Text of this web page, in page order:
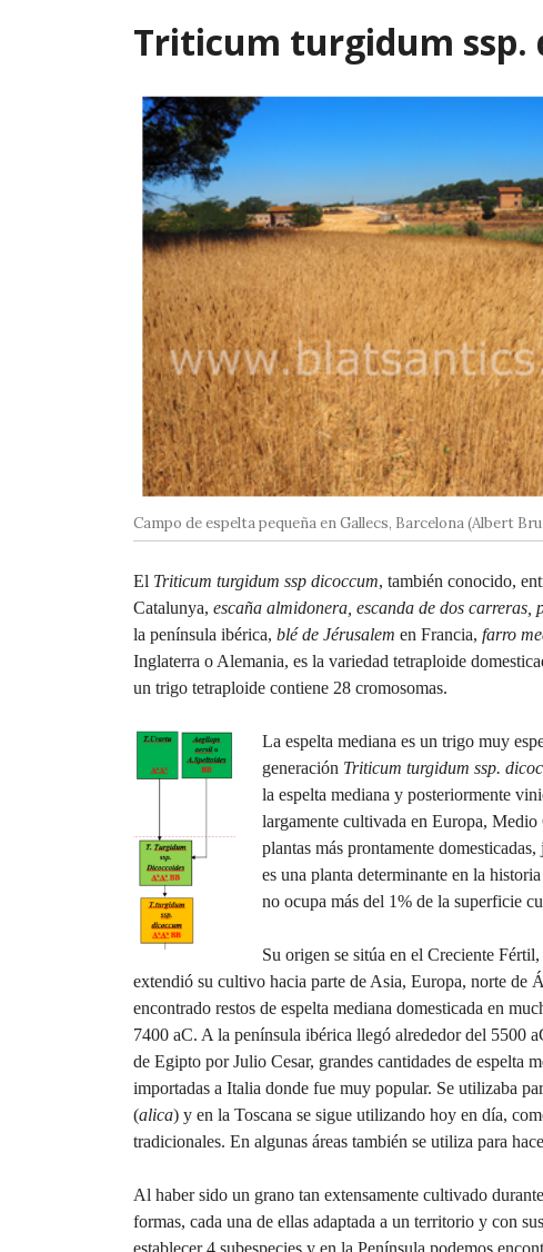
Triticum turgidum ssp.
Campo de espelta pequeña en Gallecs, Barcelona (Albert
El Triticum turgidum ssp dicoccum, también conocido,
Catalunya, escaña almidonera, escanda de dos carreras,
la península ibérica, blé de Jérusalem en Francia, farro
Inglaterra o Alemania, es la variedad tetraploide
un trigo tetraploide contiene 28 cromosomas.
La espelta mediana es un trigo muy
generación Triticum turgidum ssp.
la espelta mediana y posteriormente
largamente cultivada en Europa,
plantas más prontamente
es una planta determinante en la
no ocupa más del 1% de la superficie
Su origen se sitúa en el Creciente
extendió su cultivo hacia parte de Asia, Europa, norte de
encontrado restos de espelta mediana domesticada en
7400 aC. A la península ibérica llegó alrededor del 5500
de Egipto por Julio Cesar, grandes cantidades de espelta
importadas a Italia donde fue muy popular. Se utilizaba
(alica) y en la Toscana se sigue utilizando hoy en día,
tradicionales. En algunas áreas también se utiliza para
Al haber sido un grano tan extensamente cultivado
formas, cada una de ellas adaptada a un territorio y con